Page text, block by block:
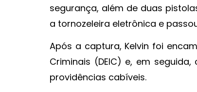
segurança, além de duas
a tornozeleira eletrônica e
Após a captura, Kelvin foi
Criminais (DEIC) e, em
providências cabíveis.